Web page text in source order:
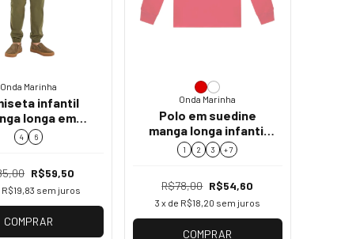
Onda Marinha
infantil
longa em
Onda Marinha
1.251.091
4 6
R$59,50
R$19,83 sem juros
COMPRAR
Onda Marinha
Polo em suedine
manga longa infantil
menino Onda Marinha
5.251.026
1 2 3 + 7
R$78,00 R$54,60
3 x de R$18,20 sem juros
COMPRAR